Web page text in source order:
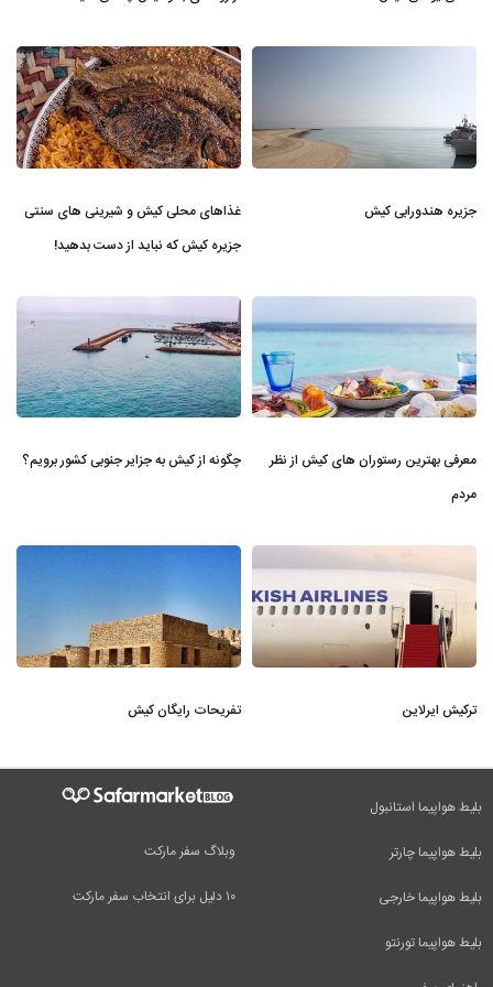
جزیره هندورابی کیش
غذاهای محلی کیش و شیرینی های سنتی
جزیره کیش که نباید از دست بدهید!
معرفی بهترین رستوران های کیش از نظر
مردم
چگونه از کیش به جزایر جنوبی کشور برویم؟
ترکیش ایرلاین تفریحات رایگان کیش
وبلاگ سفر مارکت
۱۰ دلیل برای انتخاب سفر مارکت
بلیط هواپیما استانبول
بلیط هواپیما چارتر
بلیط هواپیما خارجی
بلیط هواپیما تورنتو